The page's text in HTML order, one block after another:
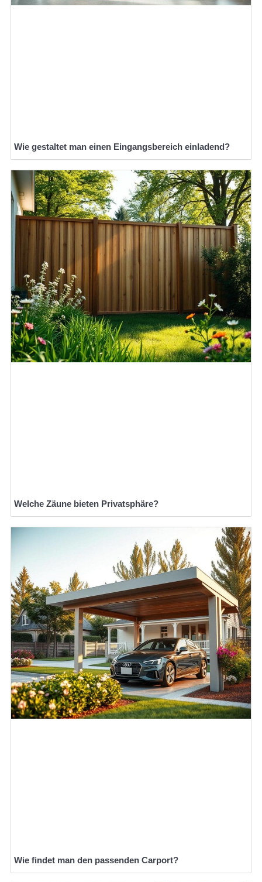
Wie gestaltet man einen Eingangsbereich einladend?
Welche Zäune bieten Privatsphäre?
Wie findet man den passenden Carport?